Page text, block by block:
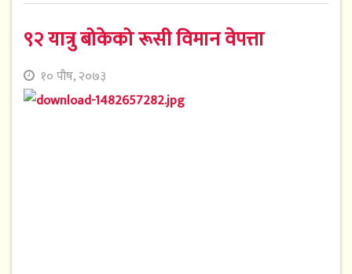
९२ यात्रु बोकेको रूसी विमान वेपत्ता
१० पौष, २०७३